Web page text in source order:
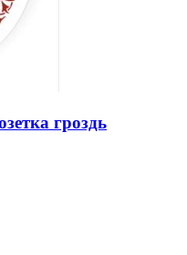
гроздь